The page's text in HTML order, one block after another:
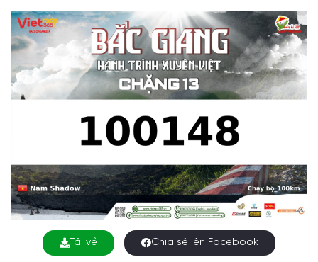
Tải về Chia sẻ lên Facebook